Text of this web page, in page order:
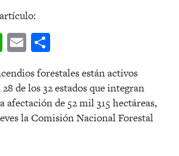
WhatsApp
Email
forestales están activos
de los 32 estados que integran
afectación de 52 mil 315 hectáreas,
la Comisión Nacional Forestal